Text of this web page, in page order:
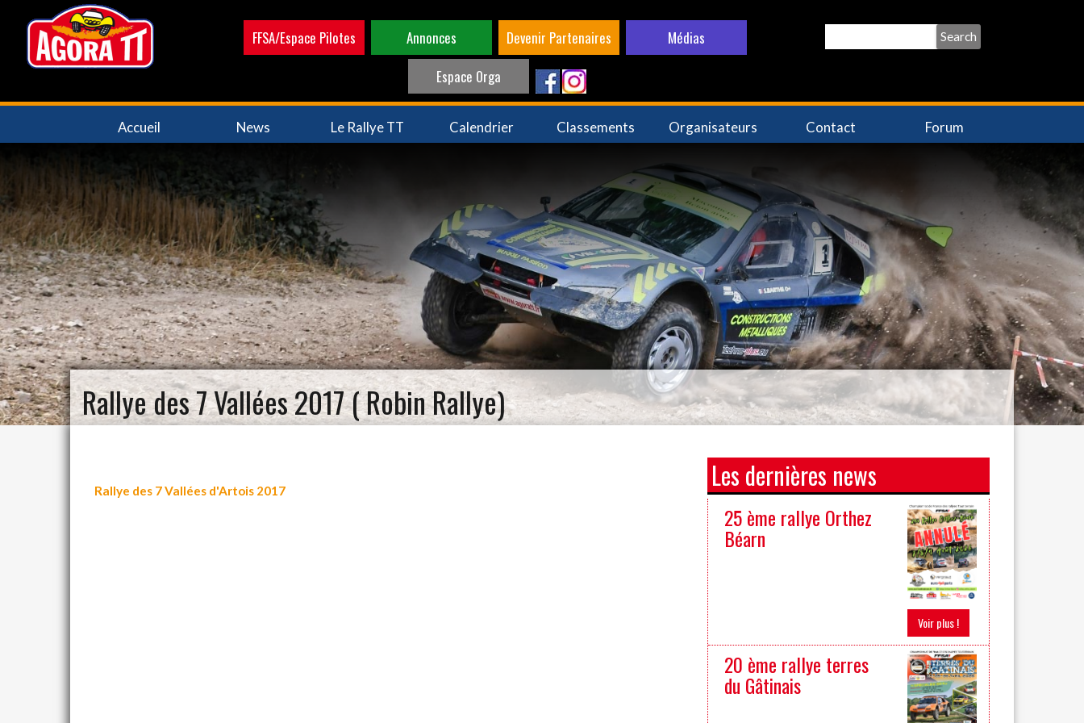
contenu
principal
FFSA/Espace Pilotes Annonces Devenir Partenaires
Médias
Espace Orga
Navigation
principale
Accueil News Le Rallye TT Calendrier Classements Organisateurs Contact Forum
Rallye des 7 Vallées 2017 ( Robin Rallye)
Rallye des 7 Vallées d'Artois 2017 Les dernières news
25 ème rallye Orthez
Béarn
Voir plus !
20 ème rallye terres
du Gâtinais